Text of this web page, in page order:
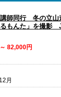
講師同行 冬の立
もんた」を撮影
82,000円
月